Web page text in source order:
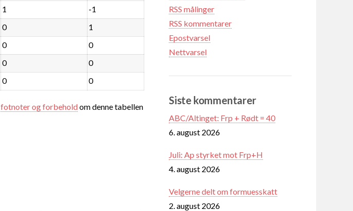
1 -1
0 1
0 0
0 0
0 0
fotnoter og forbeholdom denne tabellen
RSS målinger
RSS kommentarer
Epostvarsel
Nettvarsel
Siste kommentarer
ABC/Altinget: Frp + Rødt = 40
6. august 2026
Juli: Ap styrket mot Frp+H
4. august 2026
Velgerne delt om formuesskatt
2. august 2026